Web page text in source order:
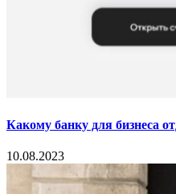
Какому банку для бизнеса
10.08.2023